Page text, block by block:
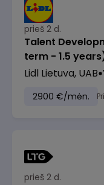
prieš 2 d.
Talent
term - 1.5
Lidl Lietuva, UAB
2900 €/mėn.
prieš 2 d.